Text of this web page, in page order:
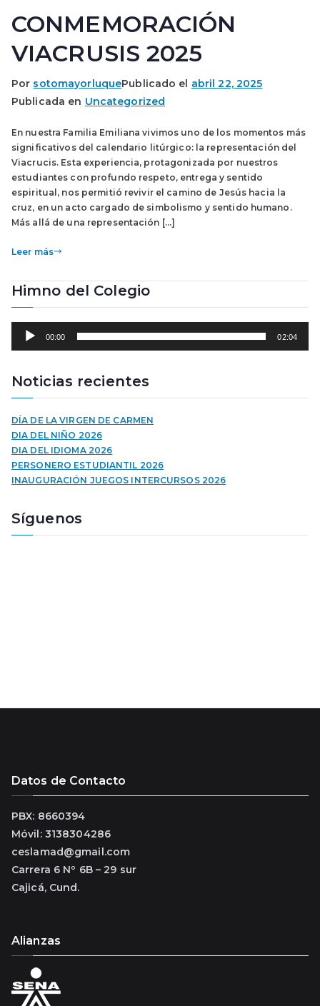
CONMEMORACIÓN
VIACRUSIS 2025
Por sotomayorluquePublicado el abril 22, 2025
Publicada en Uncategorized
En nuestra Familia Emiliana vivimos uno de los momentos más
significativos del calendario litúrgico: la representación del
Viacrucis. Esta experiencia, protagonizada por nuestros
estudiantes con profundo respeto, entrega y sentido
espiritual, nos permitió revivir el camino de Jesús hacia la
cruz, en un acto cargado de simbolismo y sentido humano.
Más allá de una representación […]
Leer más
Himno del Colegio
o
u
c
t
o
r
a
u
00:00 02:04
Noticias recientes
DÍA DE LA VIRGEN DE CARMEN
DIA DEL NIÑO 2026
DIA DEL IDIOMA 2026
PERSONERO ESTUDIANTIL 2026
INAUGURACIÓN JUEGOS INTERCURSOS 2026
Síguenos
Datos de Contacto
PBX: 8660394
Móvil: 3138304286
ceslamad@gmail.com
Carrera 6 Nº 6B – 29 sur
Cajicá, Cund.
Alianzas